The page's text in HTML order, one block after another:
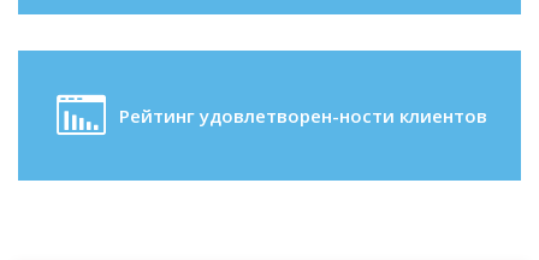
Рейтинг удовлетворен-ности клиентов